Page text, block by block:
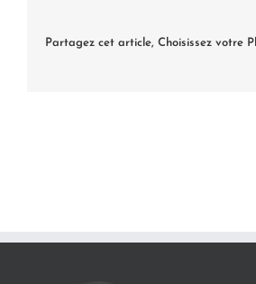
Partagez cet article, Choisissez votre